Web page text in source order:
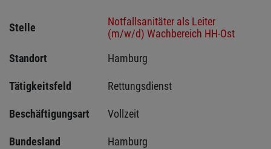
Stelle
Notfallsanitäter als Leiter
(m/w/d) Wachbereich HH-Ost
Standort
Hamburg
Tätigkeitsfeld Rettungsdienst
Beschäftigungsart Vollzeit
Bundesland Hamburg